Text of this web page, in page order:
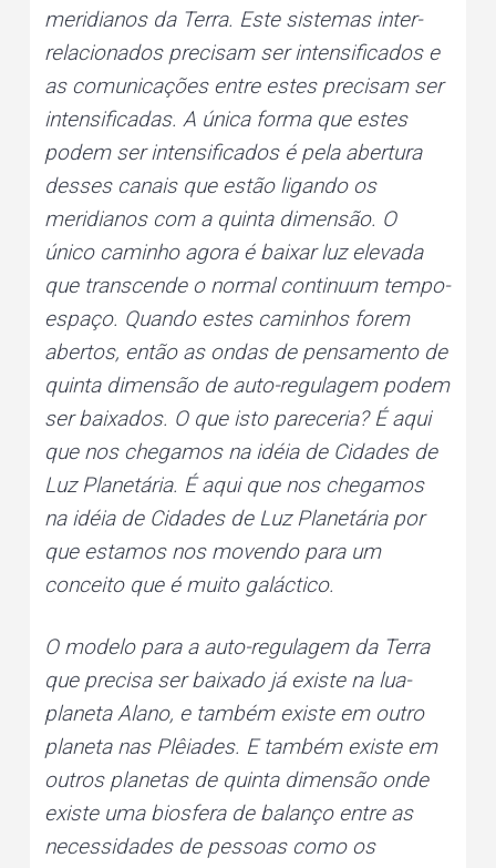
meridianos da Terra. Este sistemas inter-
relacionados precisam ser intensificados e
as comunicações entre estes precisam ser
intensificadas. A única forma que estes
podem ser intensificados é pela abertura
desses canais que estão ligando os
meridianos com a quinta dimensão. O
único caminho agora é baixar luz elevada
que transcende o normal continuum tempo-
espaço. Quando estes caminhos forem
abertos, então as ondas de pensamento de
quinta dimensão de auto-regulagem podem
ser baixados. O que isto pareceria? É aqui
que nos chegamos na idéia de Cidades de
Luz Planetária. É aqui que nos chegamos
na idéia de Cidades de Luz Planetária por
que estamos nos movendo para um
conceito que é muito galáctico.
O modelo para a auto-regulagem da Terra
que precisa ser baixado já existe na lua-
planeta Alano, e também existe em outro
planeta nas Plêiades. E também existe em
outros planetas de quinta dimensão onde
existe uma biosfera de balanço entre as
necessidades de pessoas como os